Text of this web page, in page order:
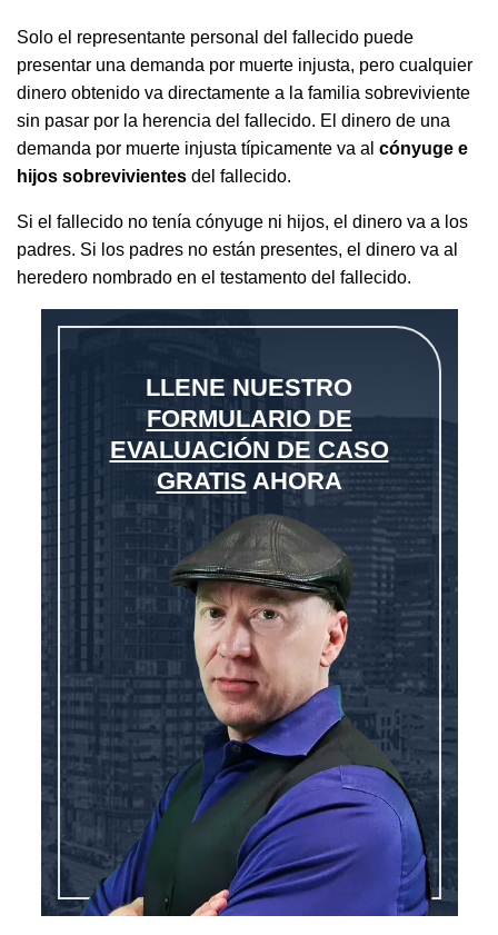
Solo el representante personal del fallecido puede
presentar una demanda por muerte injusta, pero cualquier
dinero obtenido va directamente a la familia sobreviviente
sin pasar por la herencia del fallecido. El dinero de una
demanda por muerte injusta típicamente va al cónyuge e
hijos sobrevivientes del fallecido.
Si el fallecido no tenía cónyuge ni hijos, el dinero va a los
padres. Si los padres no están presentes, el dinero va al
heredero nombrado en el testamento del fallecido.
LLENE NUESTRO
FORMULARIO DE
EVALUACIÓN DE CASO
GRATIS AHORA